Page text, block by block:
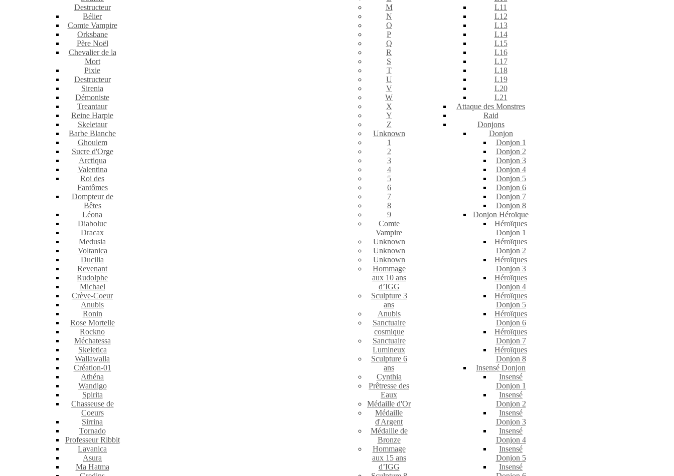
Destructeur
Bélier
Comte Vampire
Orksbane
Père Noël
Chevalier de la
Mort
Pixie
Destructeur
Sirenia
Démoniste
Treantaur
Reine Harpie
Skeletaur
Barbe Blanche
Ghoulem
Sucre d'Orge
Arctiqua
Valentina
Roi des
Fantômes
Dompteur de
Bêtes
Léona
Diaboluc
Dracax
Medusia
Voltanica
Ducilia
Revenant
Rudolphe
Michael
Crève-Coeur
Anubis
Ronin
Rose Mortelle
Rockno
Méchatessa
Skeletica
Wallawalla
Création-01
Athéna
Wandigo
Spirita
Chasseuse de
Coeurs
Sirrina
Tornado
Professeur Ribbit
Lavanica
Asura
Ma Hatma
M
N
O
P
Q
R
S
T
U
V
W
X
Y
Z
Unknown
1
2
3
4
5
6
7
8
9
Comte
Vampire
Unknown
Unknown
Unknown
Hommage
aux 10 ans
d’IGG
Sculpture 3
ans
Anubis
Sanctuaire
cosmique
Sanctuaire
Lumineux
Sculpture 6
ans
Cynthia
Prêtresse des
Eaux
Médaille d'Or
Médaille
d'Argent
Médaille de
Bronze
Hommage
aux 15 ans
d’IGG
L11
L12
L13
L14
L15
L16
L17
L18
L19
L20
L21
Attaque des Monstres
Raid
Donjons
Donjon
Donjon 1
Donjon 2
Donjon 3
Donjon 4
Donjon 5
Donjon 6
Donjon 7
Donjon 8
Donjon Héroïque
Héroïques
Donjon 1
Héroïques
Donjon 2
Héroïques
Donjon 3
Héroïques
Donjon 4
Héroïques
Donjon 5
Héroïques
Donjon 6
Héroïques
Donjon 7
Héroïques
Donjon 8
Insensé Donjon
Insensé
Donjon 1
Insensé
Donjon 2
Insensé
Donjon 3
Insensé
Donjon 4
Insensé
Donjon 5
Insensé